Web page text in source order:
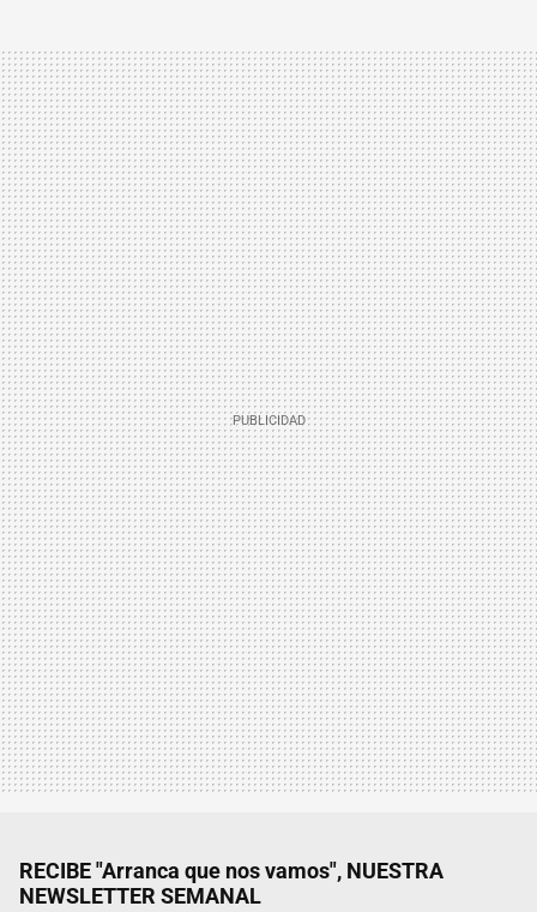
RECIBE "Arranca que nos vamos", NUESTRA
NEWSLETTER SEMANAL